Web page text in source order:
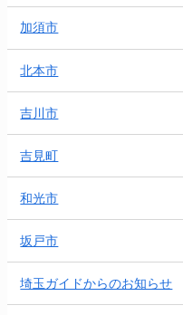
加須市
北本市
吉川市
吉見町
和光市
坂戸市
埼玉ガイドからのお知らせ